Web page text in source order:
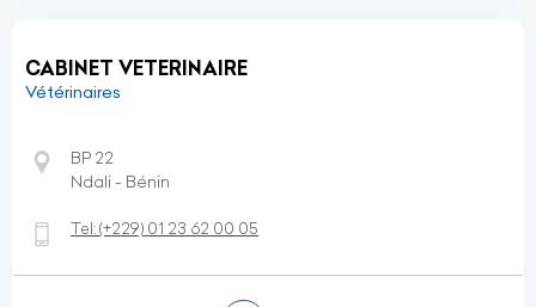
CABINET VETERINAIRE
Vétérinaires
BP 22
Ndali - Bénin
Tel:(+229) 01 23 62 00 05